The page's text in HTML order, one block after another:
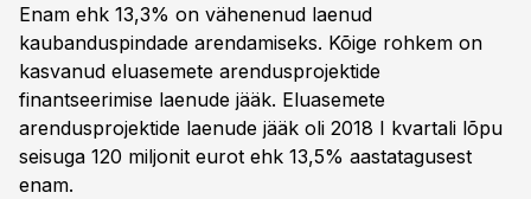
Enam ehk 13,3% on vähenenud laenud
kaubanduspindade arendamiseks. Kõige rohkem on
kasvanud eluasemete arendusprojektide
finantseerimise laenude jääk. Eluasemete
arendusprojektide laenude jääk oli 2018 I kvartali lõpu
seisuga 120 miljonit eurot ehk 13,5% aastatagusest
enam.